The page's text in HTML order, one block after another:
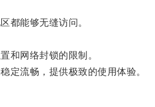
都能够无缝访问。
和网络封锁的限制。
流畅，提供极致的使用体验。